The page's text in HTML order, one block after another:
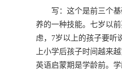
写：这个是前三个基
养的一种技能。七岁以
虑，7岁以上的孩子要听
上小学后孩子时间越来
英语启蒙期是学龄前。